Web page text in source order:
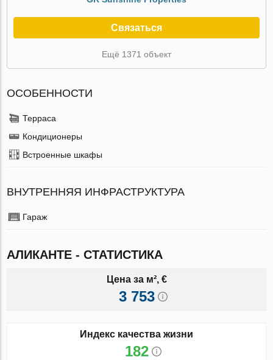
Связаться
Ещё 1371 объект
ОСОБЕННОСТИ
Терраса
Кондиционеры
Встроенные шкафы
ВНУТРЕННЯЯ ИНФРАСТРУКТУРА
Гараж
АЛИКАНТЕ - СТАТИСТИКА
Цена за м², €
3 753
Индекс качества жизни
182